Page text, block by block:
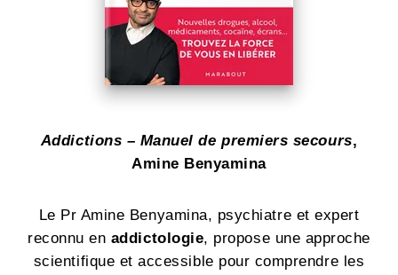
Addictions – Manuel de premiers secours,
Amine Benyamina
Le Pr Amine Benyamina, psychiatre et expert
reconnu en addictologie, propose une approche
scientifique et accessible pour comprendre les